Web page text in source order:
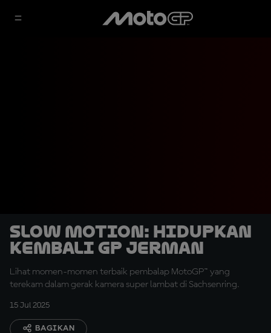
SLOW MOTION: Hidupkan
Kembali GP Jerman
Lihat momen-momen terbaik pembalap MotoGP™ yang
terekam dalam gerak kamera super lambat di Sachsenring.
15 Jul 2025
BAGIKAN